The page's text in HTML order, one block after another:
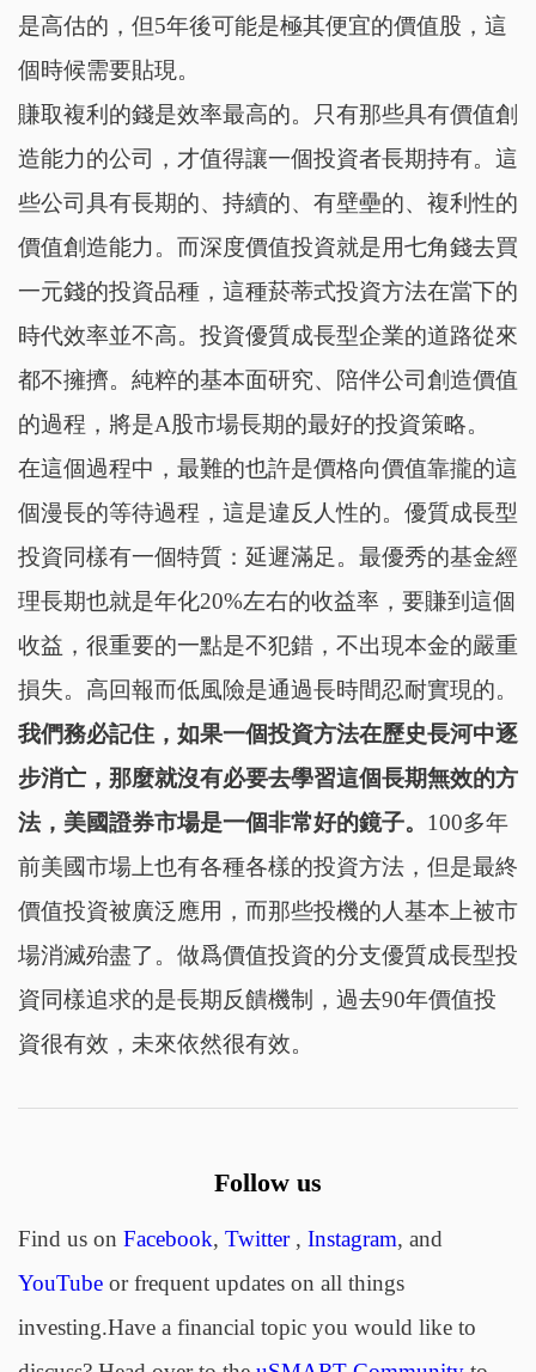
是高估的，但5年後可能是極其便宜的價值股，這
個時候需要貼現。
賺取複利的錢是效率最高的。只有那些具有價值創
造能力的公司，才值得讓一個投資者長期持有。這
些公司具有長期的、持續的、有壁壘的、複利性的
價值創造能力。而深度價值投資就是用七角錢去買
一元錢的投資品種，這種菸蒂式投資方法在當下的
時代效率並不高。投資優質成長型企業的道路從來
都不擁擠。純粹的基本面研究、陪伴公司創造價值
的過程，將是A股市場長期的最好的投資策略。
在這個過程中，最難的也許是價格向價值靠攏的這
個漫長的等待過程，這是違反人性的。優質成長型
投資同樣有一個特質：延遲滿足。最優秀的基金經
理長期也就是年化20%左右的收益率，要賺到這個
收益，很重要的一點是不犯錯，不出現本金的嚴重
損失。高回報而低風險是通過長時間忍耐實現的。
我們務必記住，如果一個投資方法在歷史長河中逐
步消亡，那麼就沒有必要去學習這個長期無效的方
法，美國證券市場是一個非常好的鏡子。 100多年
前美國市場上也有各種各樣的投資方法，但是最終
價值投資被廣泛應用，而那些投機的人基本上被市
場消滅殆盡了。做爲價值投資的分支優質成長型投
資同樣追求的是長期反饋機制，過去90年價值投
資很有效，未來依然很有效。
Follow us
Find us on Facebook, Twitter, Instagram, and
YouTubeor frequent updates on all things
investing.Have a financial topic you would like to